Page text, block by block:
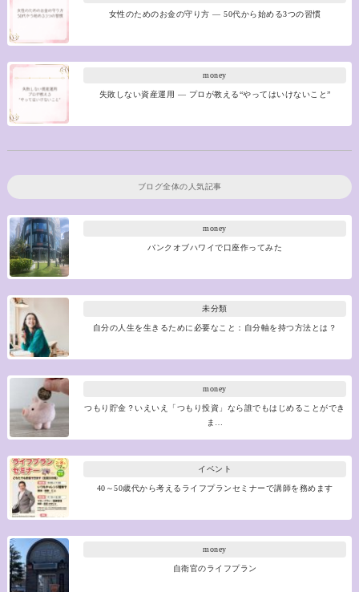
女性のためのお金の守り方 ― 50代から始める3つの習慣
money
失敗しない資産運用 ― プロが教える“やってはいけないこと”
ブログ全体の人気記事
money
バンクオブハワイで口座作ってみた
未分類
自分の人生を生きるために必要なこと：自分軸を持つ方法とは？
money
つもり貯金？いえいえ「つもり投資」なら誰でもはじめることができ
ま…
イベント
40～50歳代から考えるライフプランセミナーで講師を務めます
money
自衛官のライフプラン